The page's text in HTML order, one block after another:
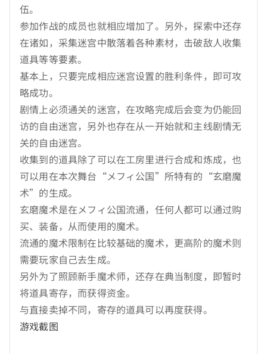
伍。
参加作战的成员也就相应增加了。另外，探索中还存
在诸如，采集迷宫中散落着各种素材，击破敌人收集
道具等等要素。
基本上，只要完成相应迷宫设置的胜利条件，即可攻
略成功。
剧情上必须通关的迷宫，在攻略完成后会变为仍能回
访的自由迷宫，另外也存在从一开始就和主线剧情无
关的自由迷宫。
收集到的道具除了可以在工房里进行合成和炼成，也
可以用在本次舞台“メフィ公国”所特有的“玄磨魔
术”的生成。
玄磨魔术是在メフィ公国流通，任何人都可以通过购
买、装备，从而使用的魔术。
流通的魔术限制在比较基础的魔术，更高阶的魔术则
需要玩家自己去生成。
另外为了照顾新手魔术师，还存在典当制度，即暂时
将道具寄存，而获得资金。
与直接卖掉不同，寄存的道具可以再度获得。
游戏截图